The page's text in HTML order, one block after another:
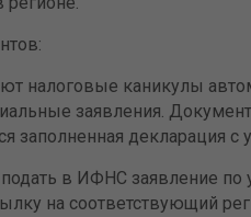
налоговые каникулы
заявления.
заполненная декларация
в ИФНС заявление
на соответствующий